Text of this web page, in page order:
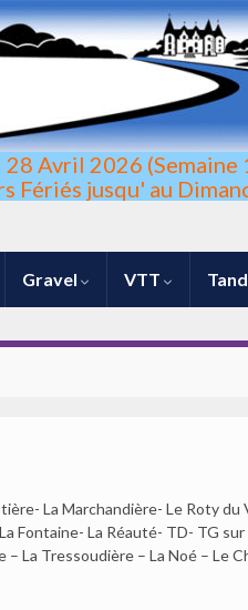
Avril 2026 (Semaine
Fériés jusqu' au
Gravel VTT
La Marchandière- Le Roty
Fontaine- La Réauté- TD- TG
La Tressoudière – La Noé – Le